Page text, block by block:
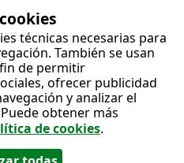
técnicas necesarias para
También se usan
de permitir
ofrecer publicidad
y analizar el
obtener más
de cookies.